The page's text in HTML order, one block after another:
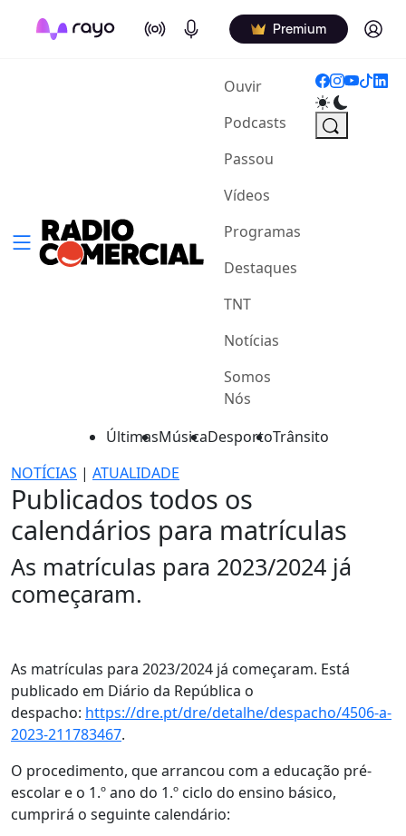
On Air Podcasts Premium Log in
Ouvir(current)
Podcasts
Passou
Vídeos
Programas
Destaques
TNT
Notícias
Somos
Nós
ÚltimasMúsicaDesportoTrânsito
NOTÍCIAS | ATUALIDADE
Publicados todos os
calendários para matrículas
As matrículas para 2023/2024 já
começaram.
As matrículas para 2023/2024 já começaram. Está
publicado em Diário da República o
despacho: https://dre.pt/dre/detalhe/despacho/4506-a-
2023-211783467.
O procedimento, que arrancou com a educação pré-
escolar e o 1.º ano do 1.º ciclo do ensino básico,
cumprirá o seguinte calendário: